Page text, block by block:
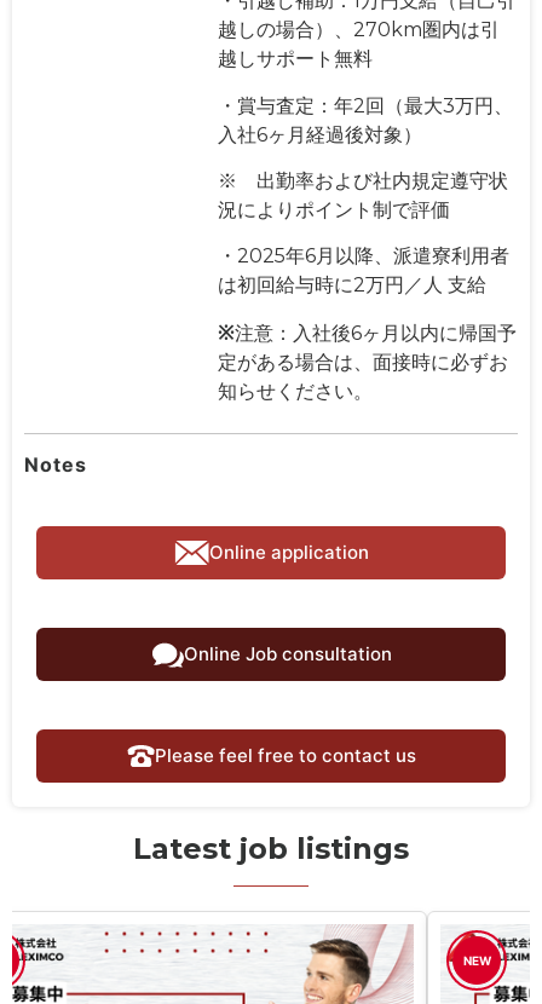
越しの場合）、270km圏内は引
越しサポート無料
・賞与査定：年2回（最大3万円、
入社6ヶ月経過後対象）
※ 出勤率および社内規定遵守状
況によりポイント制で評価
・2025年6月以降、派遣寮利用者
は初回給与時に2万円／人 支給
※注意：入社後6ヶ月以内に帰国予
定がある場合は、面接時に必ずお
知らせください。
Notes
Online application
Online Job consultation
Please feel free to contact us
Latest job listings
NEW